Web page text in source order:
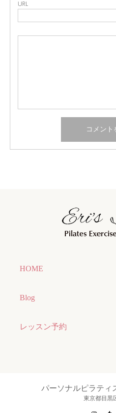
URL
HOME
Blog
レッスン予約
パーソナルピラティ
東京都目黒